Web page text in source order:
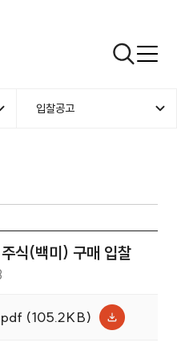
검색열기
2차메뉴
입찰공고
식 | 2026년
식(백미) 구매 입찰
(105.2KB)